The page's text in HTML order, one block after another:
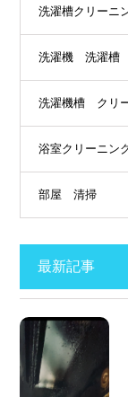
洗濯槽クリーニ
洗濯機 洗濯槽
洗濯機槽 クリ
浴室クリーニン
部屋 清掃
最新記事